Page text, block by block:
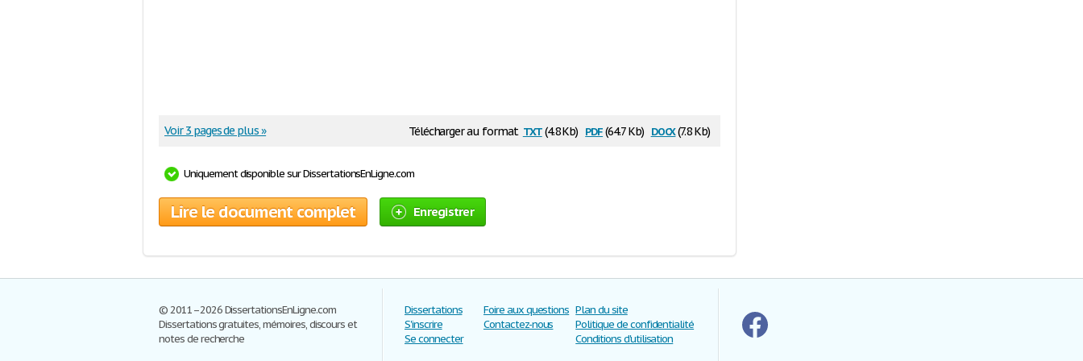
Télécharger au format txt(4.8 Kb) pdf(64.7 Kb) docx(7.8 Kb)
Voir 3 pages de plus »
Uniquement disponible sur DissertationsEnLigne.com
Lire le document complet Enregistrer
© 2011–2026 DissertationsEnLigne.com
Dissertations gratuites, mémoires, discours et
notes de recherche
Dissertations
S'inscrire
Se connecter
Foire aux questions
Contactez-nous
Plan du site
Politique de confidentialité
Conditions d'utilisation